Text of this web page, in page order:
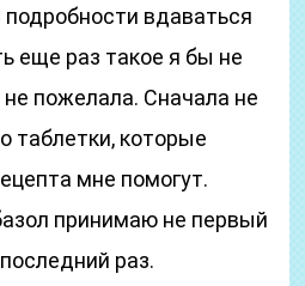
вдаваться
еще раз такое я бы не
пожелала. Сначала не
таблетки, которые
мне помогут.
принимаю не первый
раз.